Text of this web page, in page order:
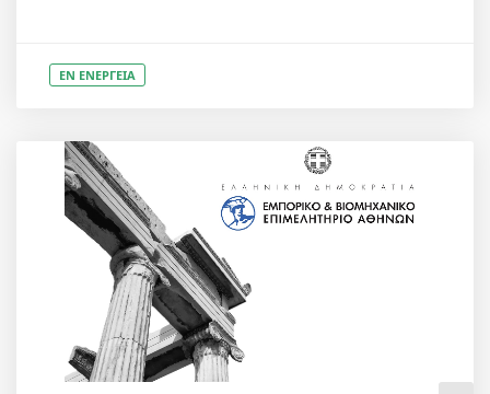
ΕΝ ΕΝΕΡΓΕΙΑ